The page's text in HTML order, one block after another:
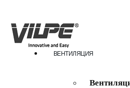
ВЕНТИЛЯЦИЯ